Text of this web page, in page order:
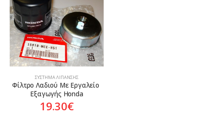
ΣΎΣΤΗΜΑ ΛΊΠΑΝΣΗΣ
Φίλτρο Λαδιού Με Εργαλείο
Εξαγωγής Honda
19.30€